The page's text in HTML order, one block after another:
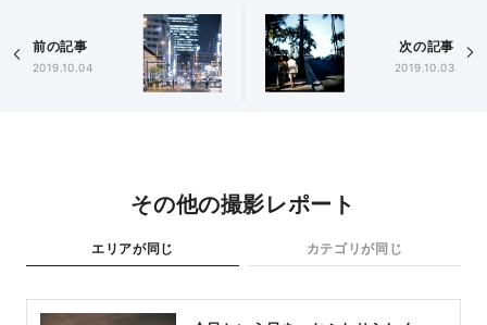
前の記事
2019.10.04
次の記事
2019.10.03
その他の撮影レポート
エリアが同じ カテゴリが同じ